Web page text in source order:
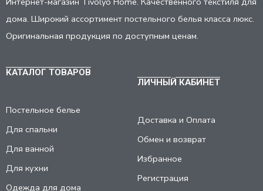
дома. Широкий ассортимент постельного белья класса люкс.
Оригинальная продукция по доступным ценам.
КАТАЛОГ ТОВАРОВ
Постельное белье
Для спальни
Для ванной
Для кухни
Одежда для дома
ЛИЧНЫЙ КАБИНЕТ
Доставка и Оплата
Обмен и возврат
Избранное
Регистрация